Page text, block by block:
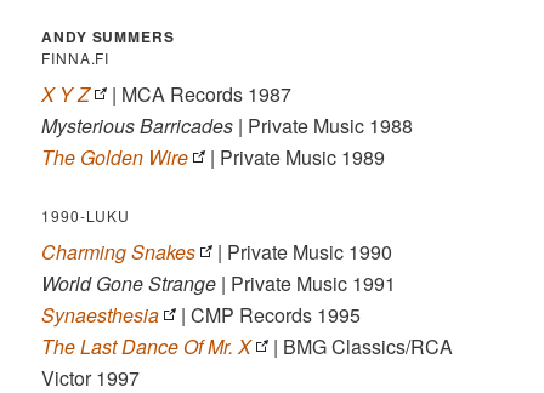
ANDY SUMMERS
FINNA.FI
X Y Z
| MCA Records 1987
Mysterious Barricades | Private Music 1988
The Golden Wire
| Private Music 1989
1990-LUKU
Charming Snakes
| Private Music 1990
World Gone Strange | Private Music 1991
Synaesthesia
| CMP Records 1995
The Last Dance Of Mr. X
‎| BMG Classics/RCA
Victor 1997